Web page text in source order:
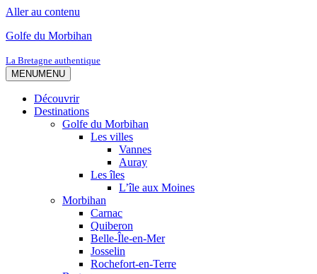
Aller au contenu
Golfe du Morbihan
La Bretagne authentique
MENUMENU
Découvrir
Destinations
Golfe du Morbihan
Les villes
Vannes
Auray
Les îles
L’île aux Moines
Morbihan
Carnac
Quiberon
Belle-Île-en-Mer
Josselin
Rochefort-en-Terre